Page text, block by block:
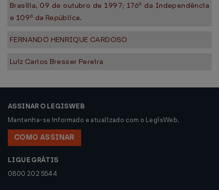
Brasília, 09 de outubro de 1997; 176º da Independência
e 109º da República.
FERNANDO HENRIQUE CARDOSO
Luiz Carlos Bresser Pereira
ASSINAR O LEGISWEB
Mantenha-se informado e atualizado com o LegisWeb.
COMO ASSINAR
LIGUE GRÁTIS
0800 202 5544